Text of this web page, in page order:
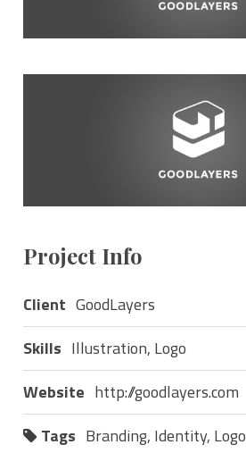
Project Info
Client GoodLayers
Skills Illustration, Logo
Website http://goodlayers.com
Tags Branding, Identity, Logo